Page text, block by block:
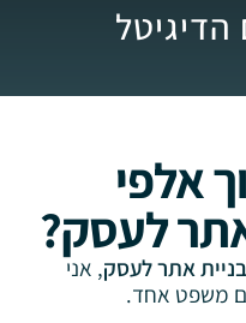
אלפי
לעסק?
אתר לעסק, אני
משפט אחד.